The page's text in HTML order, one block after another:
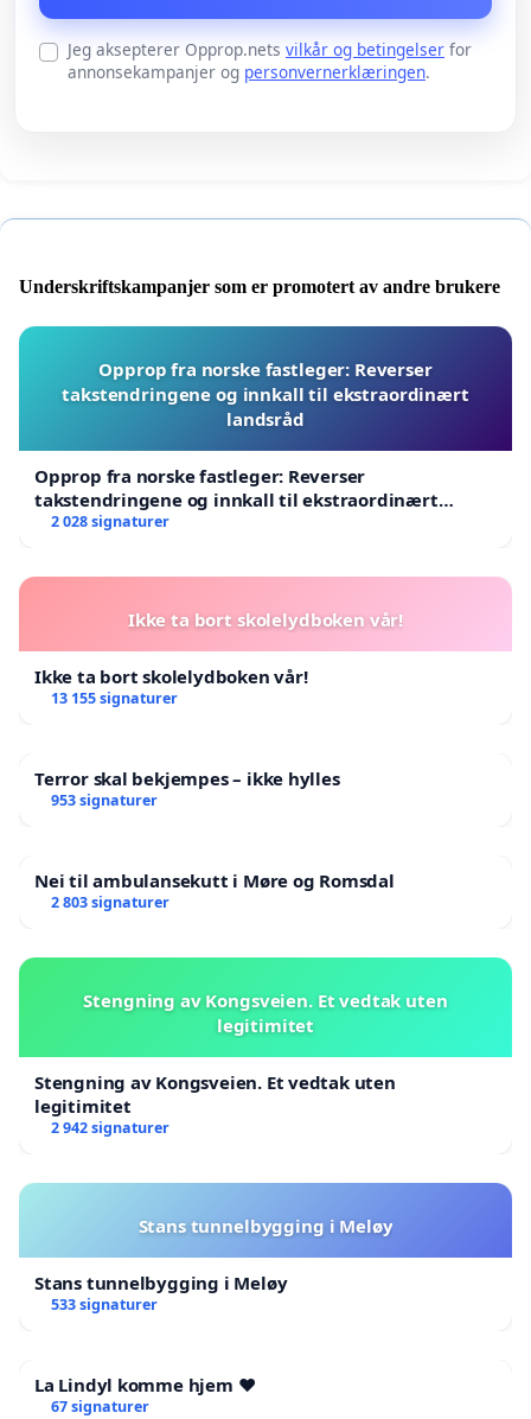
Jeg aksepterer Opprop.nets vilkår og betingelser for
annonsekampanjer og personvernerklæringen.
Underskriftskampanjer som er promotert av andre brukere
Opprop fra norske fastleger: Reverser
takstendringene og innkall til ekstraordinært
landsråd
Opprop fra norske fastleger: Reverser
takstendringene og innkall til ekstraordinært
landsråd
2 028 signaturer
Ikke ta bort skolelydboken vår!
Ikke ta bort skolelydboken vår!
13 155 signaturer
Terror skal bekjempes – ikke hylles
953 signaturer
Nei til ambulansekutt i Møre og Romsdal
2 803 signaturer
Stengning av Kongsveien. Et vedtak uten
legitimitet
Stengning av Kongsveien. Et vedtak uten
legitimitet
2 942 signaturer
Stans tunnelbygging i Meløy
Stans tunnelbygging i Meløy
533 signaturer
La Lindyl komme hjem ❤️
67 signaturer